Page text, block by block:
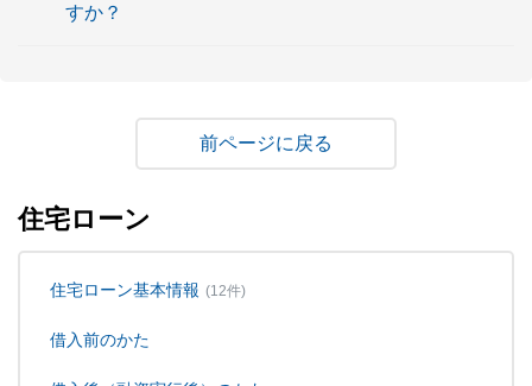
すか？
戻る
住宅ローン
住宅ローン基本情報 (12件)
借入前のかた